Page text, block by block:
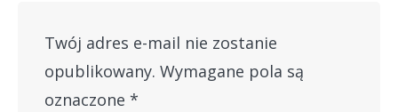
Twój adres e-mail nie zostanie
opublikowany. Wymagane pola są
oznaczone *